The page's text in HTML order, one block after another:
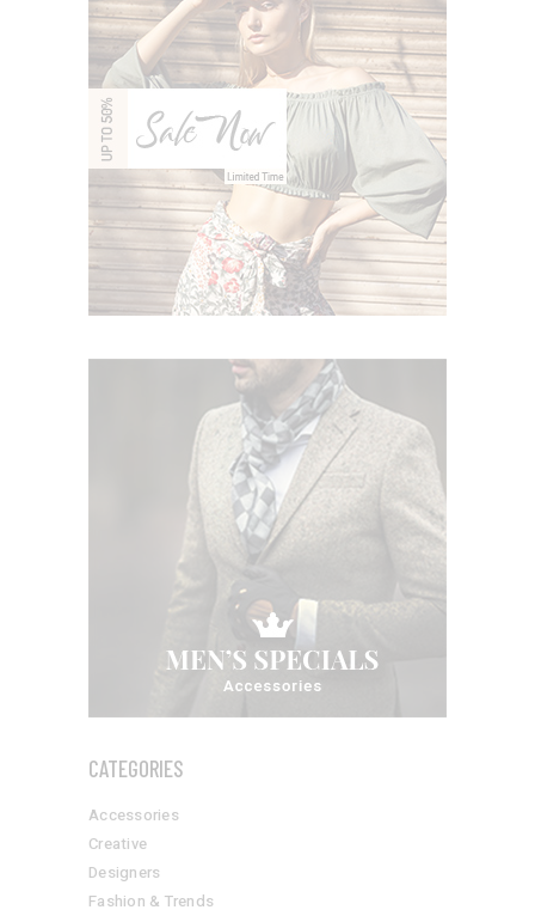
CATEGORIES
Accessories
Creative
Designers
Fashion & Trends